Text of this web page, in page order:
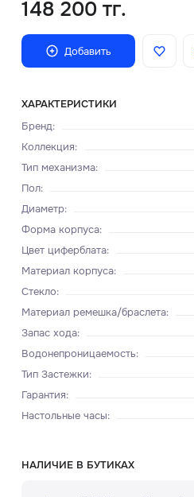
148 200 тг.
Добавить
ХАРАКТЕРИСТИКИ
Бренд:
Коллекция:
Тип механизма:
Пол:
Диаметр:
Форма корпуса:
Цвет циферблата:
Материал корпуса:
Стекло:
Материал ремешка/браслета:
Запас хода:
Водонепроницаемость:
Тип Застежки:
Гарантия:
Настольные часы:
НАЛИЧИЕ В БУТИКАХ